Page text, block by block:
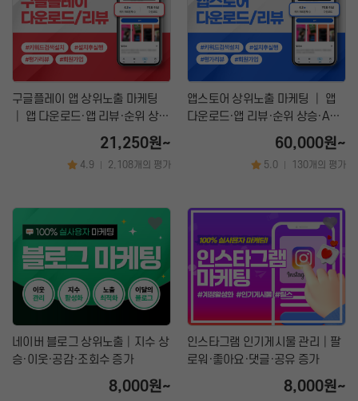
구글플레이 앱 상위노출 마케팅
│ 앱 다운로드·앱 리뷰·순위 상승
21,250원~
4.9 2,108개의 평가
앱스토어 상위노출 마케팅 │ 앱
다운로드·앱 리뷰·순위 상승·ASO
60,000원~
5.0 130개의 평가
네이버 블로그 상위노출│지수 상
승·이웃·공감·조회수 증가
8,000원~
인스타그램 인기게시물 관리│팔
로워·좋아요·댓글·공유 증가
8,000원~